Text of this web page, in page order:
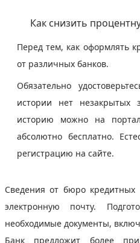
Как снизить
Перед тем, как оформлять
от различных банков.
Обязательно
истории нет незакрытых
историю можно на
абсолютно бесплатно.
регистрацию на сайте.
Сведения от бюро
электронную почту.
необходимые документы,
Банк предложит более